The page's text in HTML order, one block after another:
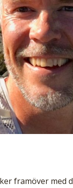
framöver med